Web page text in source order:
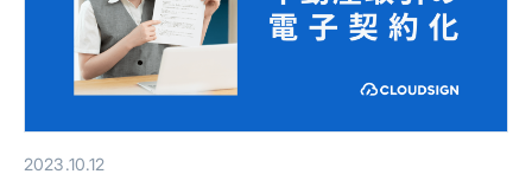
2023.10.12